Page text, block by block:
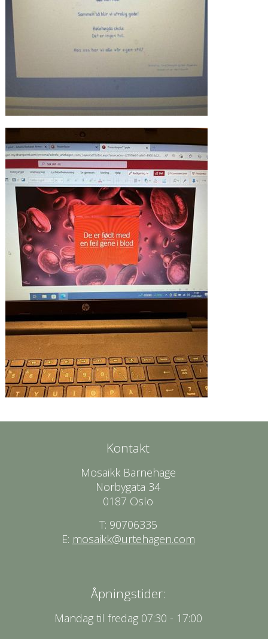
Kontakt
Mosaikk Barnehage
Norbygata 34
0187 Oslo
T: 90706335
E: mosaikk@urtehagen.com
Åpningstider:
Mandag til fredag 07:30 - 17:00